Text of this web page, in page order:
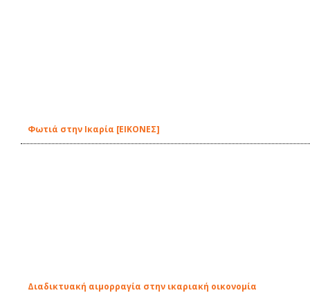
Φωτιά στην Ικαρία [ΕΙΚΟΝΕΣ]
Διαδικτυακή αιμορραγία στην ικαριακή οικονομία